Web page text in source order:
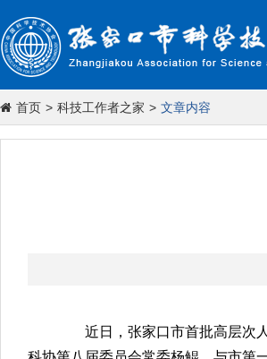
首页 > 科技工作者之家 > 文章内容
近日，张家口市首批高层次人